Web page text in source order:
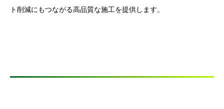
ト削減にもつながる高品質な施工を提供します。